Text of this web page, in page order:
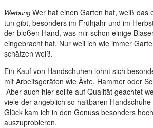
WerbungWer hat einen Garten hat, weiß das
tun gibt, besonders im Frühjahr und im
der bloßen Hand, was mir schon einige
eingebracht hat. Nur weil ich wie immer
schätzen weiß.
Ein Kauf von Handschuhen lohnt sich
mit Arbeitsgeräten wie Äxte, Hammer oder
Aber auch hier sollte auf Qualität geachtet
viele der angeblich so haltbaren
Glück kam ich in den Genuss besonders
auszuprobieren.